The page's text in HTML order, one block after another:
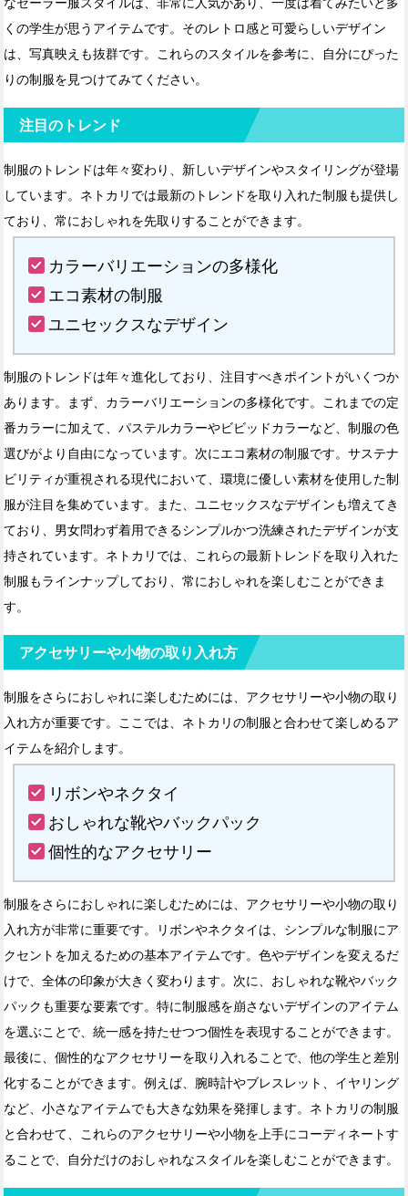
くの学生が思うアイテムです。そのレトロ感と可愛らしいデザイン
は、写真映えも抜群です。これらのスタイルを参考に、自分にぴった
りの制服を見つけてみてください。
注目のトレンド
制服のトレンドは年々変わり、新しいデザインやスタイリングが登場
しています。ネトカリでは最新のトレンドを取り入れた制服も提供し
ており、常におしゃれを先取りすることができます。
カラーバリエーションの多様化
エコ素材の制服
ユニセックスなデザイン
制服のトレンドは年々進化しており、注目すべきポイントがいくつか
あります。まず、カラーバリエーションの多様化です。これまでの定
番カラーに加えて、パステルカラーやビビッドカラーなど、制服の色
選びがより自由になっています。次にエコ素材の制服です。サステナ
ビリティが重視される現代において、環境に優しい素材を使用した制
服が注目を集めています。また、ユニセックスなデザインも増えてき
ており、男女問わず着用できるシンプルかつ洗練されたデザインが支
持されています。ネトカリでは、これらの最新トレンドを取り入れた
制服もラインナップしており、常におしゃれを楽しむことができま
す。
アクセサリーや小物の取り入れ方
制服をさらにおしゃれに楽しむためには、アクセサリーや小物の取り
入れ方が重要です。ここでは、ネトカリの制服と合わせて楽しめるア
イテムを紹介します。
リボンやネクタイ
おしゃれな靴やバックパック
個性的なアクセサリー
制服をさらにおしゃれに楽しむためには、アクセサリーや小物の取り
入れ方が非常に重要です。リボンやネクタイは、シンプルな制服にア
クセントを加えるための基本アイテムです。色やデザインを変えるだ
けで、全体の印象が大きく変わります。次に、おしゃれな靴やバック
パックも重要な要素です。特に制服感を崩さないデザインのアイテム
を選ぶことで、統一感を持たせつつ個性を表現することができます。
最後に、個性的なアクセサリーを取り入れることで、他の学生と差別
化することができます。例えば、腕時計やブレスレット、イヤリング
など、小さなアイテムでも大きな効果を発揮します。ネトカリの制服
と合わせて、これらのアクセサリーや小物を上手にコーディネートす
ることで、自分だけのおしゃれなスタイルを楽しむことができます。